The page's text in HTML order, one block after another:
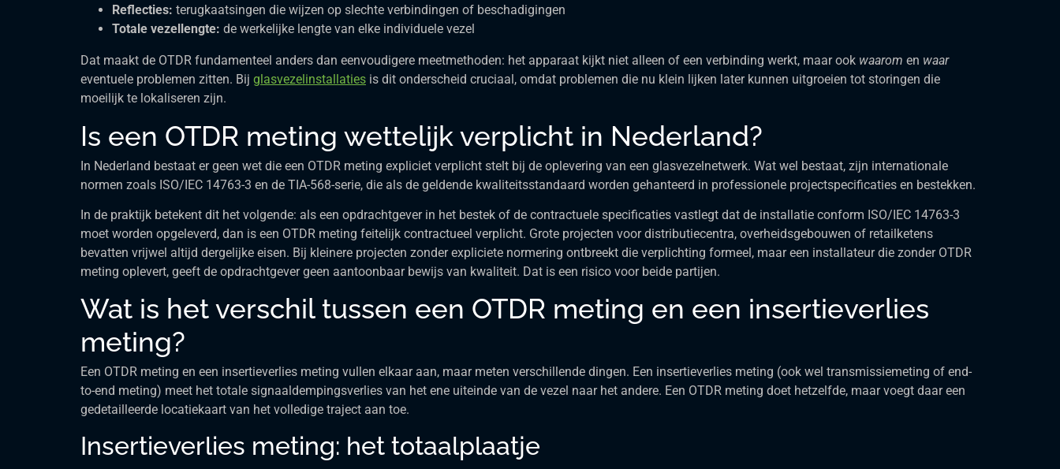
Reflecties: terugkaatsingen die wijzen op slechte verbindingen of beschadigingen
Totale vezellengte: de werkelijke lengte van elke individuele vezel
Dat maakt de OTDR fundamenteel anders dan eenvoudigere meetmethoden: het apparaat kijkt niet alleen of een verbinding werkt, maar ook waarom en waar
eventuele problemen zitten. Bij glasvezelinstallaties is dit onderscheid cruciaal, omdat problemen die nu klein lijken later kunnen uitgroeien tot storingen die
moeilijk te lokaliseren zijn.
Is een OTDR meting wettelijk verplicht in Nederland?
In Nederland bestaat er geen wet die een OTDR meting expliciet verplicht stelt bij de oplevering van een glasvezelnetwerk. Wat wel bestaat, zijn internationale
normen zoals ISO/IEC 14763-3 en de TIA-568-serie, die als de geldende kwaliteitsstandaard worden gehanteerd in professionele projectspecificaties en bestekken.
In de praktijk betekent dit het volgende: als een opdrachtgever in het bestek of de contractuele specificaties vastlegt dat de installatie conform ISO/IEC 14763-3
moet worden opgeleverd, dan is een OTDR meting feitelijk contractueel verplicht. Grote projecten voor distributiecentra, overheidsgebouwen of retailketens
bevatten vrijwel altijd dergelijke eisen. Bij kleinere projecten zonder expliciete normering ontbreekt die verplichting formeel, maar een installateur die zonder OTDR
meting oplevert, geeft de opdrachtgever geen aantoonbaar bewijs van kwaliteit. Dat is een risico voor beide partijen.
Wat is het verschil tussen een OTDR meting en een insertieverlies
meting?
Een OTDR meting en een insertieverlies meting vullen elkaar aan, maar meten verschillende dingen. Een insertieverlies meting (ook wel transmissiemeting of end-
to-end meting) meet het totale signaaldempingsverlies van het ene uiteinde van de vezel naar het andere. Een OTDR meting doet hetzelfde, maar voegt daar een
gedetailleerde locatiekaart van het volledige traject aan toe.
Insertieverlies meting: het totaalplaatje